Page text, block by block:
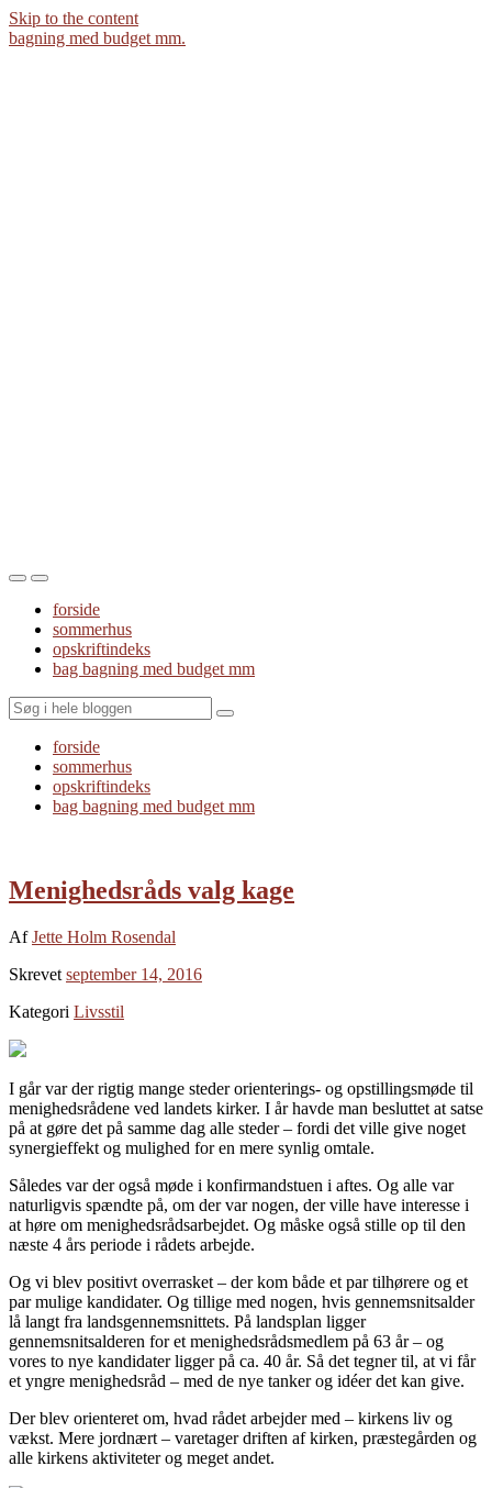
Skip to the content
bagning med budget mm.
Toggle
mobile
menu
Toggle
the
search
field
forside
sommerhus
opskriftindeks
bag bagning med budget mm
Search
forside
sommerhus
opskriftindeks
bag bagning med budget mm
Menighedsråds valg kage
AfJette Holm Rosendal
Skrevet september 14, 2016
Kategori Livsstil
I går var der rigtig mange steder orienterings- og opstillingsmøde til
menighedsrådene ved landets kirker. I år havde man besluttet at satse
på at gøre det på samme dag alle steder – fordi det ville give noget
synergieffekt og mulighed for en mere synlig omtale.
Således var der også møde i konfirmandstuen i aftes. Og alle var
naturligvis spændte på, om der var nogen, der ville have interesse i
at høre om menighedsrådsarbejdet. Og måske også stille op til den
næste 4 års periode i rådets arbejde.
Og vi blev positivt overrasket – der kom både et par tilhørere og et
par mulige kandidater. Og tillige med nogen, hvis gennemsnitsalder
lå langt fra landsgennemsnittets. På landsplan ligger
gennemsnitsalderen for et menighedsrådsmedlem på 63 år – og
vores to nye kandidater ligger på ca. 40 år. Så det tegner til, at vi får
et yngre menighedsråd – med de nye tanker og idéer det kan give.
Der blev orienteret om, hvad rådet arbejder med – kirkens liv og
vækst. Mere jordnært – varetager driften af kirken, præstegården og
alle kirkens aktiviteter og meget andet.